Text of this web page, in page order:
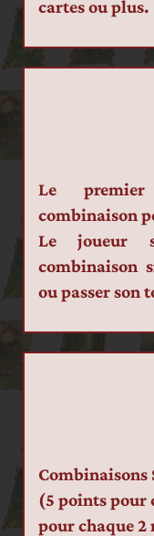
cartes ou plus.
Le
combinaison
Le joueur
combinaison
ou passer son
Combinaisons
(5 points pour
pour chaque 2